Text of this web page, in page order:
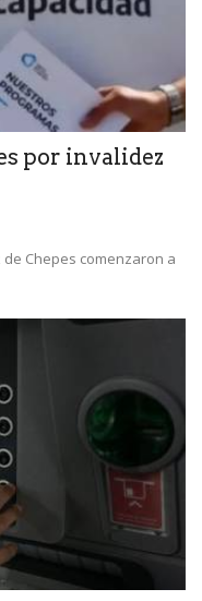
por invalidez
Chepes comenzaron a